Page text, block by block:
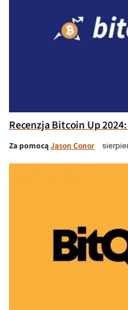
Recenzja Bitcoin Up
Za pomocąJason Conor